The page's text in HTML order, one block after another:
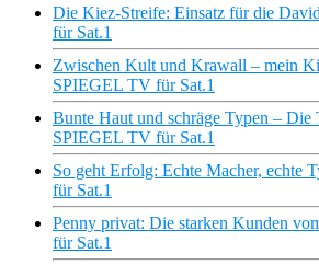
Die Kiez-Streife: Einsatz für die
für Sat.1
Zwischen Kult und Krawall – mein
SPIEGEL TV für Sat.1
Bunte Haut und schräge Typen – Die
SPIEGEL TV für Sat.1
So geht Erfolg: Echte Macher, echte
für Sat.1
Penny privat: Die starken Kunden
für Sat.1